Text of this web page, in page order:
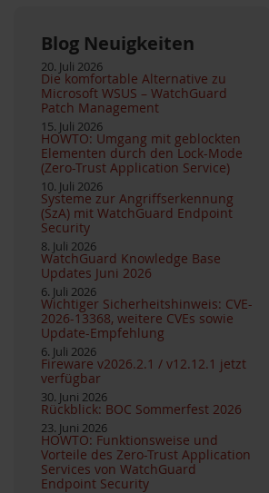
Blog Neuigkeiten
20. Juli 2026
Die komfortable Alternative zu
Microsoft WSUS – WatchGuard
Patch Management
15. Juli 2026
HOWTO: Umgang mit geblockten
Elementen durch den Lock-Mode
(Zero-Trust Application Service)
10. Juli 2026
Systeme zur Angriffserkennung
(SzA) mit WatchGuard Endpoint
Security
8. Juli 2026
WatchGuard Knowledge Base
Updates Juni 2026
6. Juli 2026
Wichtiger Sicherheitshinweis: CVE-
2026-13368, weitere CVEs sowie
Update-Empfehlung
6. Juli 2026
Fireware v2026.2.1 / v12.12.1 jetzt
verfügbar
30. Juni 2026
Rückblick: BOC Sommerfest 2026
23. Juni 2026
HOWTO: Funktionsweise und
Vorteile des Zero-Trust Application
Services von WatchGuard
Endpoint Security